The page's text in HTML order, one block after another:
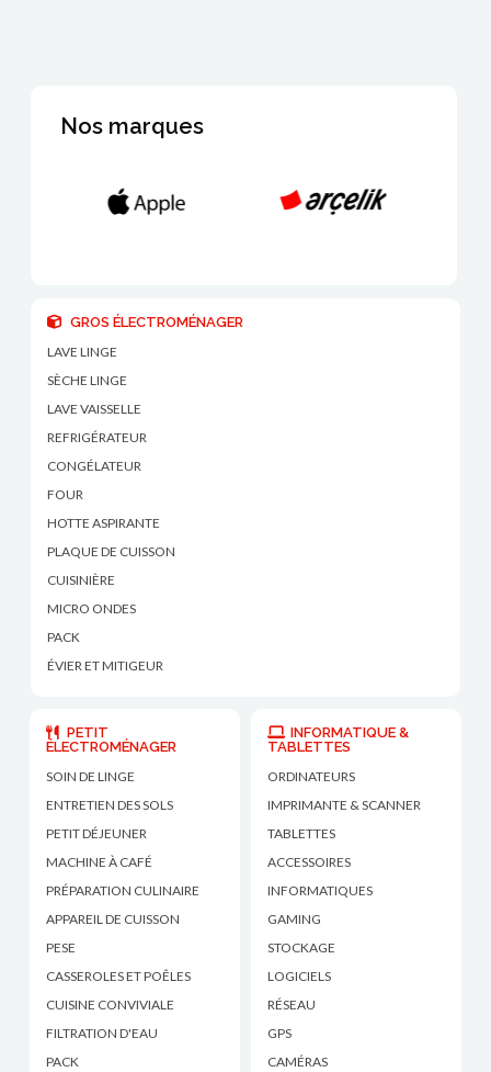
Nos marques
GROS ÉLECTROMÉNAGER
LAVE LINGE
SÈCHE LINGE
LAVE VAISSELLE
REFRIGÉRATEUR
CONGÉLATEUR
FOUR
HOTTE ASPIRANTE
PLAQUE DE CUISSON
CUISINIÈRE
MICRO ONDES
PACK
ÉVIER ET MITIGEUR
PETIT
ÉLECTROMÉNAGER
SOIN DE LINGE
ENTRETIEN DES SOLS
PETIT DÉJEUNER
MACHINE À CAFÉ
PRÉPARATION CULINAIRE
APPAREIL DE CUISSON
PESE
CASSEROLES ET POÊLES
CUISINE CONVIVIALE
FILTRATION D'EAU
PACK
INFORMATIQUE &
TABLETTES
ORDINATEURS
IMPRIMANTE & SCANNER
TABLETTES
ACCESSOIRES
INFORMATIQUES
GAMING
STOCKAGE
LOGICIELS
RÉSEAU
GPS
CAMÉRAS